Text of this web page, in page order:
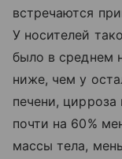
встречаются
У носителей
было в среднем
ниже, чем у
печени,
почти на 60%
массы тела,